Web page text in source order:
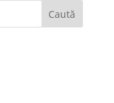
Caută